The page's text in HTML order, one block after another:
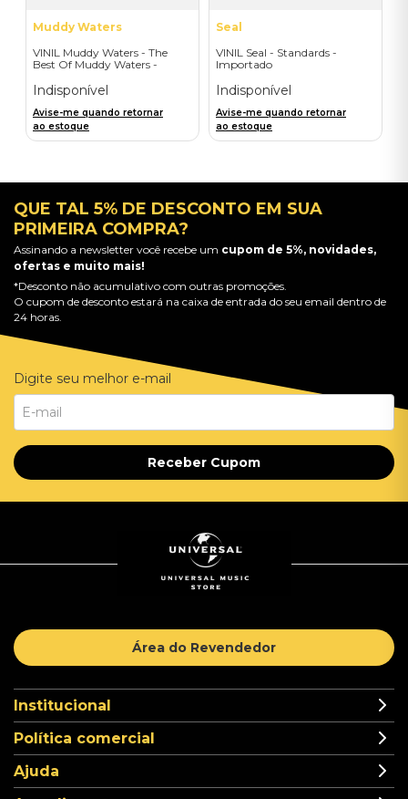
Muddy Waters
VINIL Muddy Waters - The
Best Of Muddy Waters -
Indisponível
Avise-me quando retornar
ao estoque
Seal
VINIL Seal - Standards -
Importado
Indisponível
Avise-me quando retornar
ao estoque
QUE TAL 5% DE DESCONTO EM SUA
PRIMEIRA COMPRA?
Assinando a newsletter você recebe um cupom de 5%, novidades,
ofertas e muito mais!
*Desconto não acumulativo com outras promoções.
O cupom de desconto estará na caixa de entrada do seu email dentro de
24 horas.
Digite seu melhor e-mail
Receber Cupom
Área do Revendedor
Institucional
Política comercial
Ajuda